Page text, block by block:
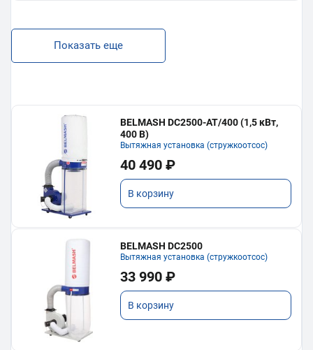
Показать еще
BELMASH DC2500-AT/400 (1,5 кВт,
400 В)
Вытяжная установка (стружкоотсос)
40 490 ₽
В корзину
BELMASH DC2500
Вытяжная установка (стружкоотсос)
33 990 ₽
В корзину